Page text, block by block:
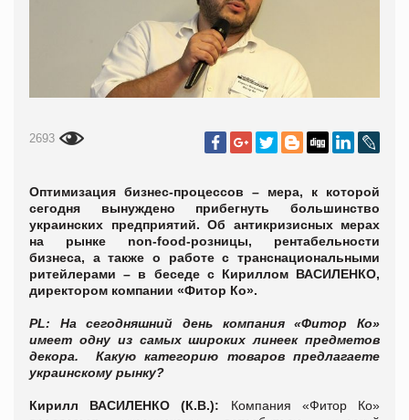
2693
Оптимизация бизнес-процессов – мера, к которой
сегодня вынуждено прибегнуть большинство
украинских предприятий. Об антикризисных мерах
на рынке non-food-розницы, рентабельности
бизнеса, а также о работе с транснациональными
ритейлерами – в беседе с Кириллом ВАСИЛЕНКО,
директором компании «Фитор Ко».
PL: На сегодняшний день компания «Фитор Ко»
имеет одну из самых широких линеек предметов
декора. Какую категорию товаров предлагаете
украинскому рынку?
Кирилл ВАСИЛЕНКО (К.В.): Компания «Фитор Ко»